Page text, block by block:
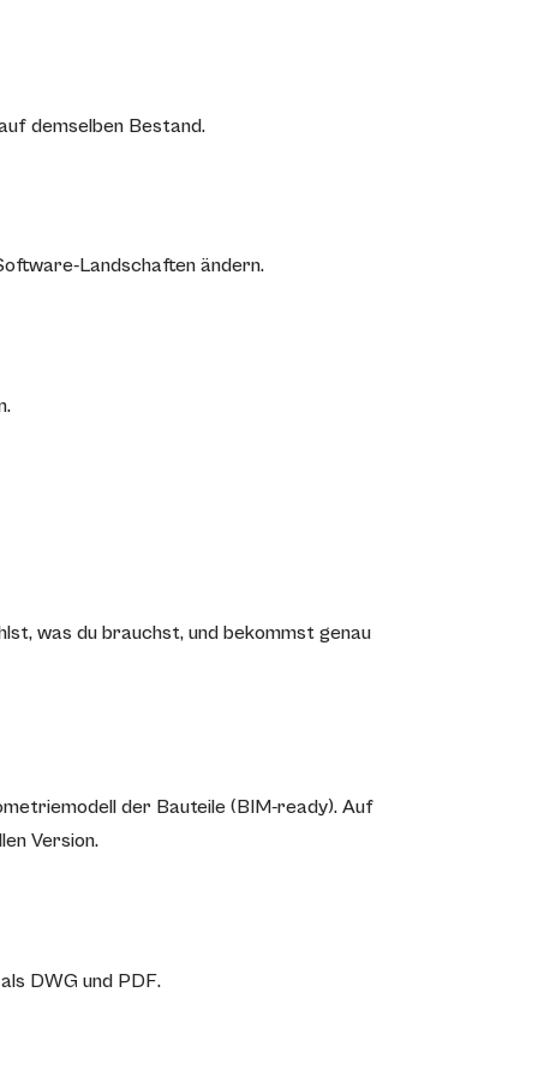
demselben Bestand.
Landschaften ändern.
was du brauchst, und bekommst genau
der Bauteile (BIM-ready). Auf
Version.
DWG und PDF.